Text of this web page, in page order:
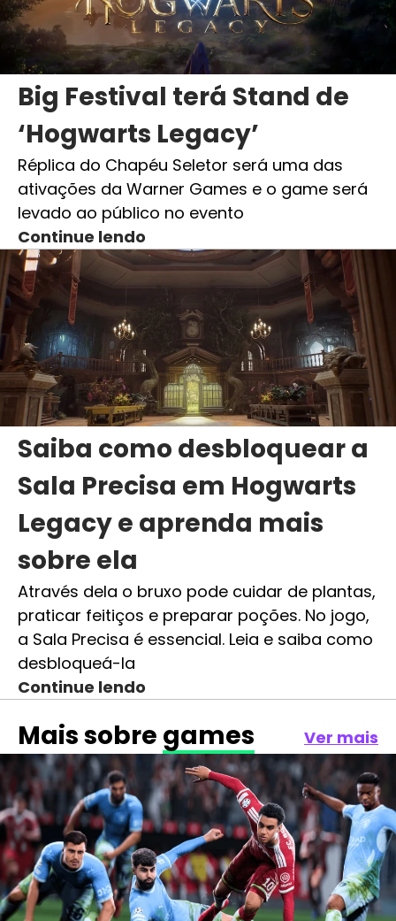
Big Festival terá Stand de
‘Hogwarts Legacy’
Réplica do Chapéu Seletor será uma das
ativações da Warner Games e o game será
levado ao público no evento
Continue lendo
Saiba como desbloquear a
Sala Precisa em Hogwarts
Legacy e aprenda mais
sobre ela
Através dela o bruxo pode cuidar de plantas,
praticar feitiços e preparar poções. No jogo,
a Sala Precisa é essencial. Leia e saiba como
desbloqueá-la
Continue lendo
Mais sobre games Ver mais